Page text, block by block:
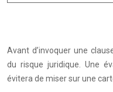
Avant d’invoquer une
du risque juridique. Une
évitera de miser sur une